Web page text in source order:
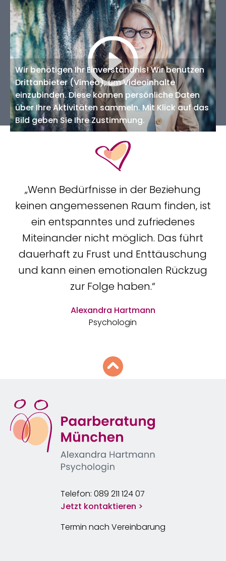
„Wenn Bedürfnisse in der Beziehung
keinen angemessenen Raum finden, ist
ein entspanntes und zufriedenes
Miteinander nicht möglich. Das führt
dauerhaft zu Frust und Enttäuschung
und kann einen emotionalen Rückzug
zur Folge haben.“
Alexandra Hartmann
Psychologin
Telefon: 089 211 124 07
Jetzt kontaktieren >
Termin nach Vereinbarung